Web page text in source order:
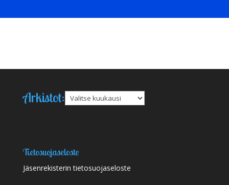
Arkistot: Arkistot
Tietosuojaseloste
Jäsenrekisterin tietosuojaseloste